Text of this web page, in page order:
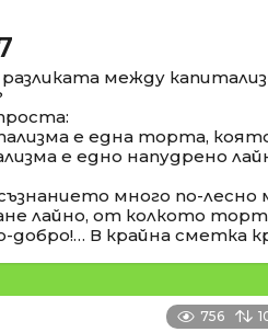
разликата между
е една торта,
е едно напудрено
много по-
лайно, от колкото
добро!… В крайна сметка
756